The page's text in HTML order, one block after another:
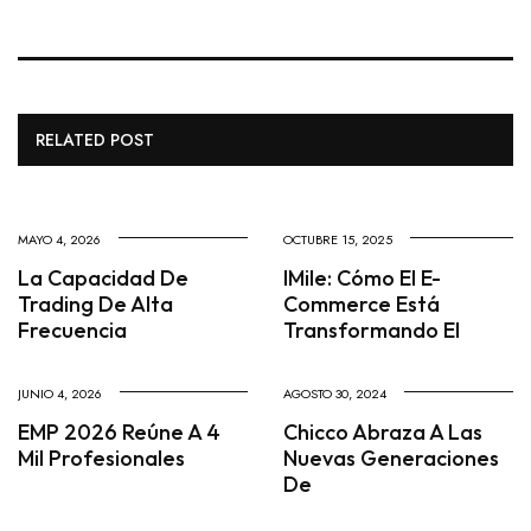
RELATED POST
MAYO 4, 2026
La Capacidad De
Trading De Alta
Frecuencia
OCTUBRE 15, 2025
IMile: Cómo El E-
Commerce Está
Transformando El
JUNIO 4, 2026
EMP 2026 Reúne A 4
Mil Profesionales
AGOSTO 30, 2024
Chicco Abraza A Las
Nuevas Generaciones
De